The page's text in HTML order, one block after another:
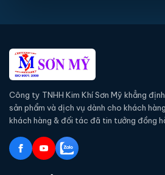
Công ty TNHH Kim Khí Sơn Mỹ khẳng
sản phẩm và dịch vụ dành cho khách
khách hàng & đối tác đã tin tưởng đồng